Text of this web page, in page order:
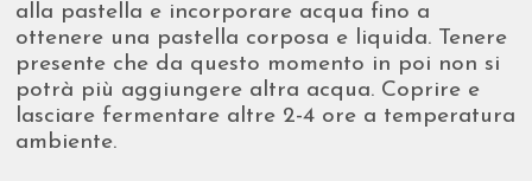
alla pastella e incorporare acqua fino a
ottenere una pastella corposa e liquida. Tenere
presente che da questo momento in poi non si
potrà più aggiungere altra acqua. Coprire e
lasciare fermentare altre 2-4 ore a temperatura
ambiente.